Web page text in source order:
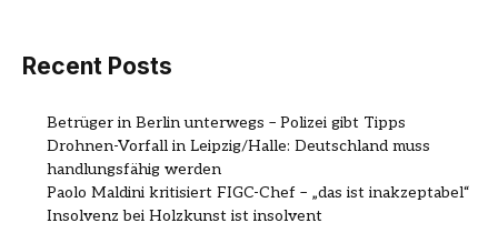
Recent Posts
Betrüger in Berlin unterwegs – Polizei gibt Tipps
Drohnen-Vorfall in Leipzig/Halle: Deutschland muss
handlungsfähig werden
Paolo Maldini kritisiert FIGC-Chef – „das ist inakzeptabel“
Insolvenz bei Holzkunst ist insolvent